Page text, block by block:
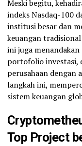
Meski begitu,
indeks Nasdaq-100
institusi besar dan
keuangan
ini juga
portofolio investasi,
perusahaan dengan
langkah ini,
sistem keuangan
Top Project